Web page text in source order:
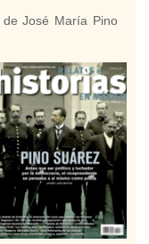
José María Pino